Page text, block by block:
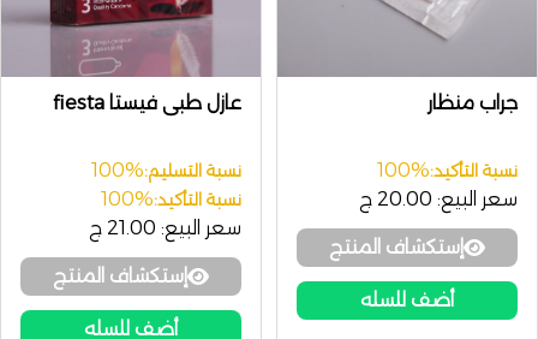
جراب منظار
نسبة التأكيد:100%
سعر البيع: 20.00 ج
إستكشاف المنتج
أضف للسله
عازل طبى فيستا fiesta
نسبة التسليم:100%
نسبة التأكيد:100%
سعر البيع: 21.00 ج
إستكشاف المنتج
أضف للسله